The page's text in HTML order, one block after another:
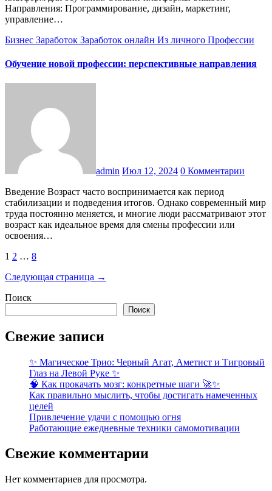
Направления: Программирование, дизайн, маркетинг,
управление…
Бизнес Заработок Заработок онлайн Из личного Профессии
Обучение новой профессии: перспективные направления
admin Июл 12, 2024 0 Комментарии
Введение Возраст часто воспринимается как период
стабилизации и подведения итогов. Однако современный мир
труда постоянно меняется, и многие люди рассматривают этот
возраст как идеальное время для смены профессии или
освоения…
Пагинация
записей
1 2 … 8
Следующая страница →
Поиск
Поиск
Свежие записи
✨ Магическое Трио: Черный Агат, Аметист и Тигровый
Глаз на Левой Руке ✨
🧠 Как прокачать мозг: конкретные шаги 🚀✨
Как правильно мыслить, чтобы достигать намеченных
целей
Привлечение удачи с помощью огня
Работающие ежедневные техники самомотивации
Свежие комментарии
Нет комментариев для просмотра.